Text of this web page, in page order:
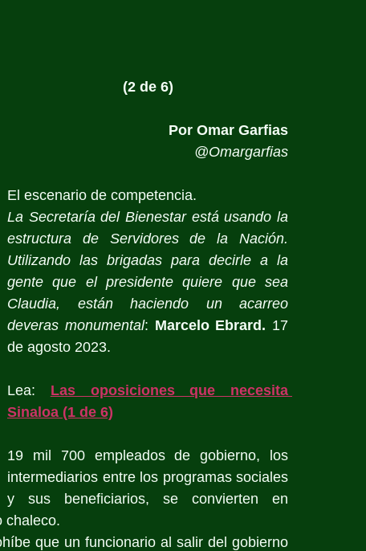
(2 de 6)
Por Omar Garfias
@Omargarfias
El escenario de competencia.
La Secretaría del Bienestar está usando la
estructura de Servidores de la Nación.
Utilizando las brigadas para decirle a la
gente que el presidente quiere que sea
Claudia, están haciendo un acarreo
deveras monumental: Marcelo Ebrard. 17
de agosto 2023.
Lea: Las oposiciones que necesita
Sinaloa (1 de 6)
19 mil 700 empleados de gobierno, los
intermediarios entre los programas sociales
y sus beneficiarios, se convierten en
chaleco.
que un funcionario al salir del gobierno